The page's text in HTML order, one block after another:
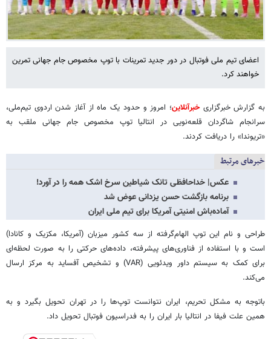
اعضای تیم ملی فوتبال در دور جدید تمرینات با توپ مخصوص جام جهانی تمرین
خواهند کرد.
به گزارش خبرگزاریخبرآنلاین؛ امروز و حدود یک ماه از آغاز شدن اردوی تیم‌ملی،
سرانجام شاگردان قلعه‌نویی در انتالیا توپ مخصوص جام جهانی ملقب به
«تریوندا» را دریافت کردند.
خبرهای مرتبط
عکس| خداحافظی تانک شیاطین سرخ اشک همه را در آورد!
برنامه بازگشت حسن یزدانی عوض شد
آماده‌باش امنیتی آمریکا برای تیم ملی ایران
طراحی و نام این توپ الهام‌گرفته از سه کشور میزبان (آمریکا، مکزیک و کانادا)
است و با استفاده از فناوری‌های پیشرفته، داده‌های حرکتی را به صورت لحظه‌ای
برای کمک به سیستم داور ویدئویی (VAR) و تشخیص آفساید به مرکز ارسال
می‌کند.
باتوجه به مشکل تحریم، ایران نتوانست توپ‌ها را در تهران تحویل بگیرد و به
همین علت فیفا در انتالیا بار ایران را به فدراسیون فوتبال تحویل داد.